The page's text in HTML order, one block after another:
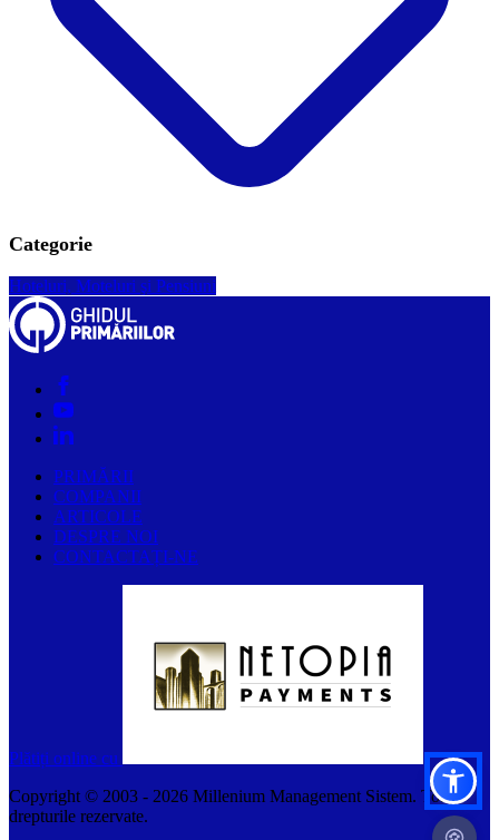
Categorie
Hoteluri, Moteluri şi Pensiuni
PRIMĂRII
COMPANII
ARTICOLE
DESPRE NOI
CONTACTAȚI-NE
Plătiți online cu
Copyright © 2003 - 2026 Millenium Management Sistem. Toate
drepturile rezervate.